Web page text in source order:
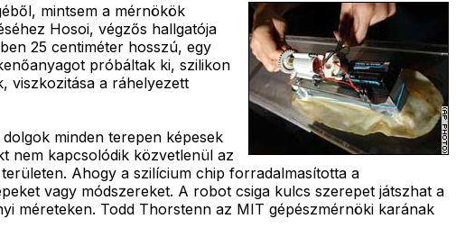
mintsem a mérnökök
Hosoi, végzős hallgatója
25 centiméter hosszú, egy
próbáltak ki, szilikon
viszkozitása a ráhelyezett
minden terepen képesek
nem kapcsolódik közvetlenül az
Ahogy a szilícium chip forradalmasította a
vagy módszereket. A robot csiga kulcs szerepet játszhat a
méreteken. Todd Thorstenn az MIT gépészmérnöki karának